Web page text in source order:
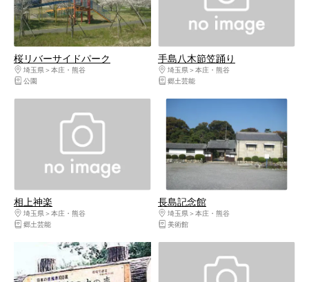
桜リバーサイドパーク
埼玉県
本庄・熊谷
公園
手島八木節笠踊り
埼玉県
本庄・熊谷
郷土芸能
相上神楽
埼玉県
本庄・熊谷
郷土芸能
長島記念館
埼玉県
本庄・熊谷
美術館